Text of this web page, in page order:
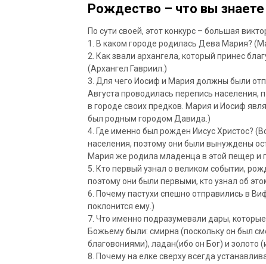
Рождество – что вы
По сути своей, этот конкурс – большая
1. В каком городе родилась Дева Мария?
2. Как звали архангела, который принес
(Архангел Гавриил.)
3. Для чего Иосиф и Мария должны были
Августа проводилась перепись населения,
в городе своих предков. Мария и Иосиф
был родным городом Давида.)
4. Где именно был рожден Иисус Христос?
населения, поэтому они были вынуждены
Мария же родила младенца в этой пещер и
5. Кто первый узнал о великом событии,
поэтому они были первыми, кто узнал об
6. Почему пастухи спешно отправились в
поклонится ему.)
7. Что именно подразумевали дары,
Божьему были: смирна (поскольку он был
благовониями), ладан(ибо он Бог) и золото
8. Почему на елке сверху всегда